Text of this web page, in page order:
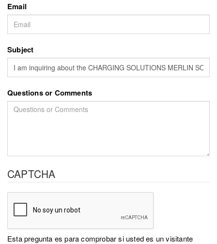
Email
Subject
Questions or Comments
CAPTCHA
Esta pregunta es para comprobar si usted es un visitante